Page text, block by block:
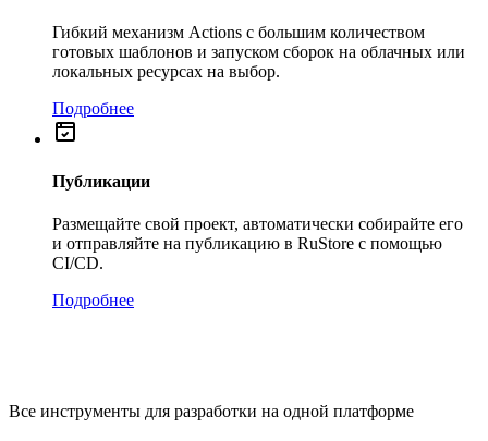
Гибкий механизм Actions с большим количеством
готовых шаблонов и запуском сборок на облачных или
локальных ресурсах на выбор.
Подробнее
Публикации
Размещайте свой проект, автоматически собирайте его
и отправляйте на публикацию в RuStore с помощью
CI/CD.
Подробнее
Все инструменты для разработки на одной платформе